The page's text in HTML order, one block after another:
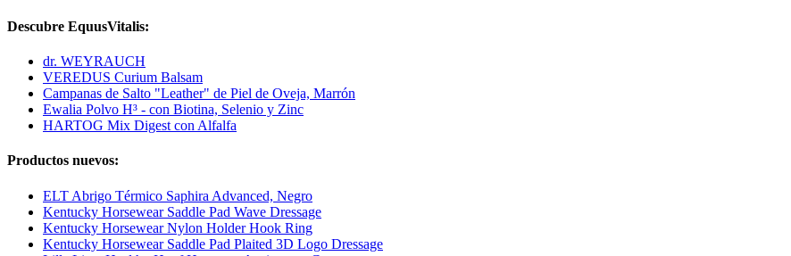
Descubre EquusVitalis:
dr. WEYRAUCH
VEREDUS Curium Balsam
Campanas de Salto "Leather" de Piel de Oveja, Marrón
Ewalia Polvo H³ - con Biotina, Selenio y Zinc
HARTOG Mix Digest con Alfalfa
Productos nuevos:
ELT Abrigo Térmico Saphira Advanced, Negro
Kentucky Horsewear Saddle Pad Wave Dressage
Kentucky Horsewear Nylon Holder Hook Ring
Kentucky Horsewear Saddle Pad Plaited 3D Logo Dressage